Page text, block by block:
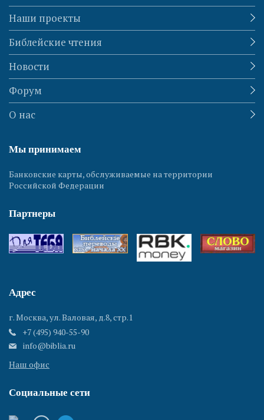
Наши проекты
Библейские чтения
Новости
Форум
О нас
Мы принимаем
Банковские карты, обслуживаемые на территории
Российской Федерации
Партнеры
Адрес
г. Москва, ул. Валовая, д.8, стр.1
+7 (495) 940-55-90
info@biblia.ru
Наш офис
Социальные сети